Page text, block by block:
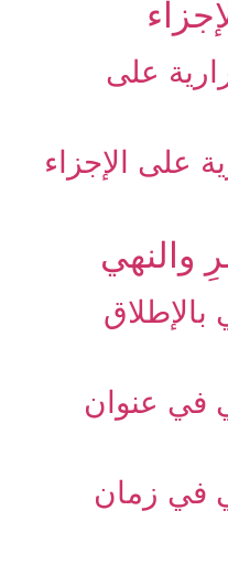
على
على الإجزاء
والنهي‏
بالإطلاق
في عنوان
في زمان